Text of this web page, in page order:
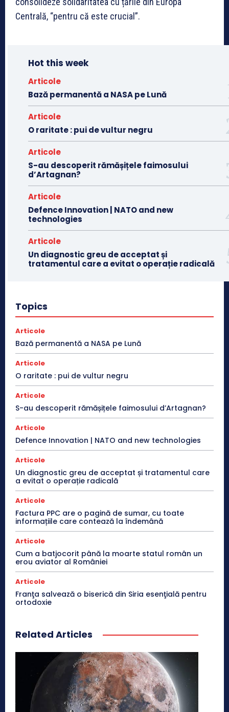
Centrală, “pentru că este crucial”.
Hot this week
Articole
Bază permanentă a NASA pe Lună
Articole
O raritate : pui de vultur negru
Articole
S-au descoperit rămășițele faimosului
d’Artagnan?
Articole
Defence Innovation | NATO and new
technologies
Articole
Un diagnostic greu de acceptat și
tratamentul care a evitat o operație radicală
Topics
Articole
Bază permanentă a NASA pe Lună
Articole
O raritate : pui de vultur negru
Articole
S-au descoperit rămășițele faimosului d’Artagnan?
Articole
Defence Innovation | NATO and new technologies
Articole
Un diagnostic greu de acceptat și tratamentul care
a evitat o operație radicală
Articole
Factura PPC are o pagină de sumar, cu toate
informațiile care contează la îndemână
Articole
Cum a batjocorit până la moarte statul român un
erou aviator al României
Articole
Franţa salvează o biserică din Siria esenţială pentru
ortodoxie
Related Articles